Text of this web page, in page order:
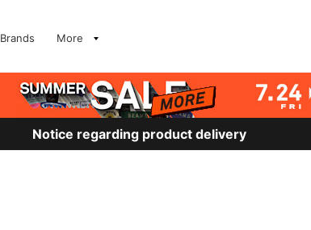
Brands More
Notice regarding product delivery